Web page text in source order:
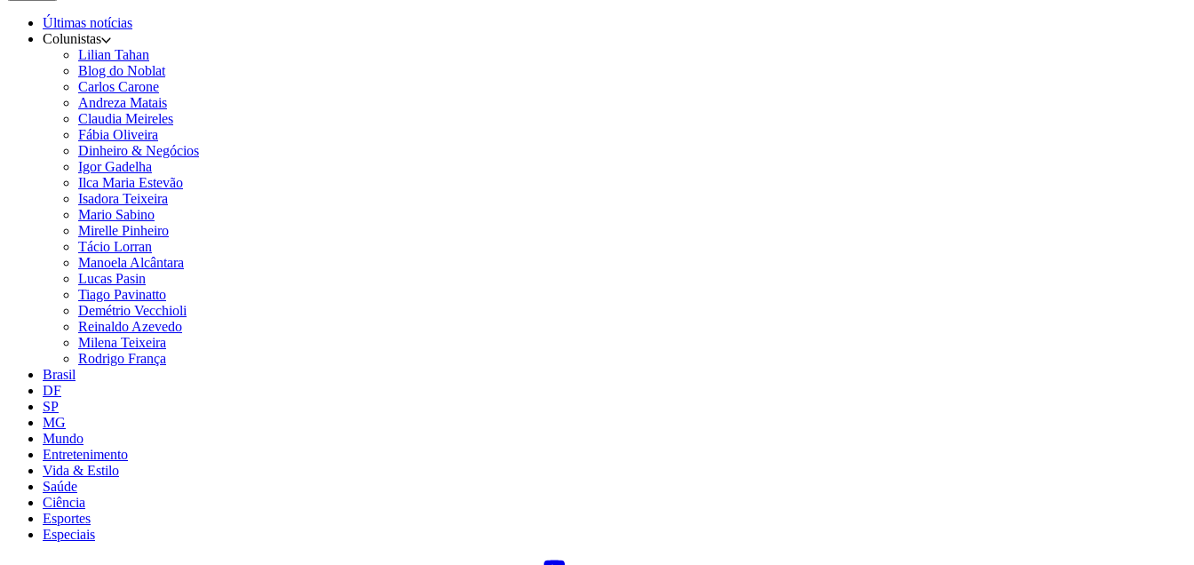
Últimas notícias
Colunistas
Lilian Tahan
Blog do Noblat
Carlos Carone
Andreza Matais
Claudia Meireles
Fábia Oliveira
Dinheiro & Negócios
Igor Gadelha
Ilca Maria Estevão
Isadora Teixeira
Mario Sabino
Mirelle Pinheiro
Tácio Lorran
Manoela Alcântara
Lucas Pasin
Tiago Pavinatto
Demétrio Vecchioli
Reinaldo Azevedo
Milena Teixeira
Rodrigo França
Brasil
DF
SP
MG
Mundo
Entretenimento
Vida & Estilo
Saúde
Ciência
Esportes
Especiais